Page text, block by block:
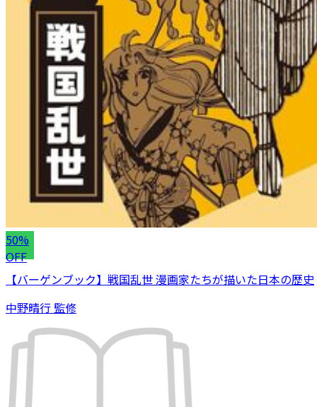
50%
OFF
【バーゲンブック】戦国乱世 漫画家たちが描いた日本の歴史
中野晴行 監修